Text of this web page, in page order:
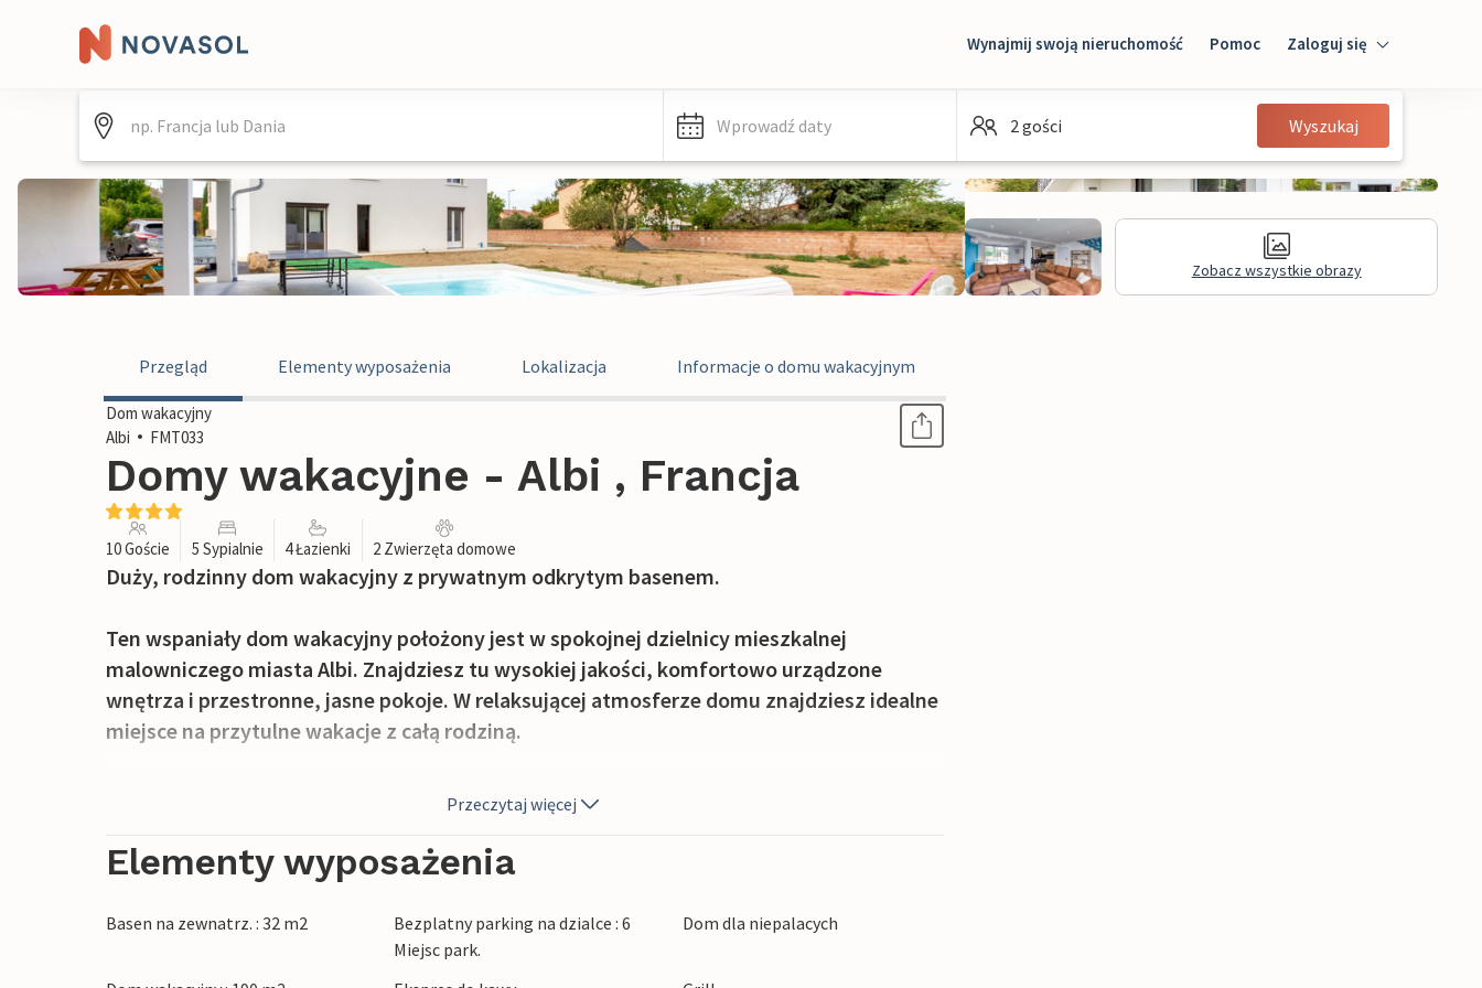
Wynajmij swoją nieruchomość Pomoc Zaloguj się
Zaloguj się
Gość
Wprowadź daty 2 gości Wyszukaj
Zobacz wszystkie obrazy
Przegląd Elementy wyposażenia Lokalizacja Informacje o domu wakacyjnym
Dom wakacyjny
Albi
FMT033
Domy wakacyjne - Albi , Francja
10 Goście 5 Sypialnie 4 Łazienki 2 Zwierzęta domowe
Duży, rodzinny dom wakacyjny z prywatnym odkrytym basenem.
Ten wspaniały dom wakacyjny położony jest w spokojnej dzielnicy mieszkalnej
malowniczego miasta Albi. Znajdziesz tu wysokiej jakości, komfortowo urządzone
wnętrza i przestronne, jasne pokoje. W relaksującej atmosferze domu znajdziesz idealne
miejsce na przytulne wakacje z całą rodziną.
Ogrodzony ogród z pewnością będzie popularnym miejscem wypoczynku podczas
wakacji. Spędź relaksujące godziny na tarasie, podczas gdy Twoje dzieci i czworonożni
przyjaciele będą mogli odpocząć na świeżym powietrzu. Od czasu do czasu przepłyń
okrążenie w basenie, a później skorzystaj z małej kuchni na świeżym powietrzu z grillem
na pysznego grilla.
Miasto Albi zaprasza na spokojny spacer alejkami starego miasta, spacer po starych
Przeczytaj więcej
Elementy wyposażenia
Basen na zewnatrz. : 32 m2
Bezplatny parking na dzialce : 6
Miejsc park.
Dom dla niepalacych